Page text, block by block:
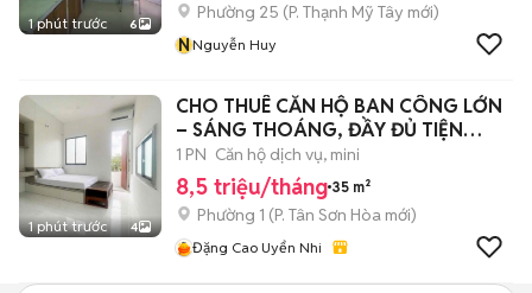
1 phút trước 6
Phường 25 (P. Thạnh Mỹ Tây mới)
NNguyễn Huy
1 phút trước 4
CHO THUÊ CĂN HỘ BAN CÔNG LỚN
– SÁNG THOÁNG, ĐẦY ĐỦ TIỆN
NGHI
1 PN Căn hộ dịch vụ, mini
8,5 triệu/tháng 35 m²
Phường 1 (P. Tân Sơn Hòa mới)
Đặng Cao Uyển Nhi